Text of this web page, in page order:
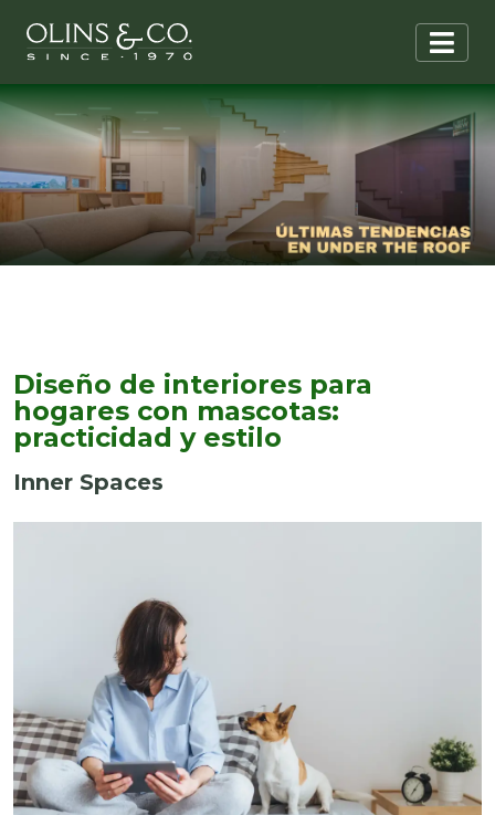
Diseño de interiores para
hogares con mascotas:
practicidad y estilo
Inner Spaces